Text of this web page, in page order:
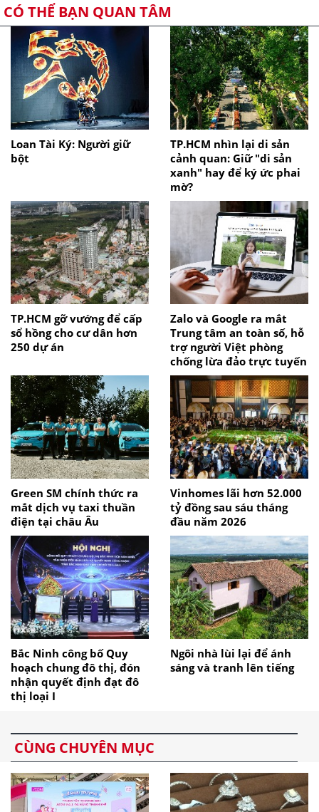
CÓ THỂ BẠN QUAN TÂM
Loan Tài Ký: Người giữ
bột
TP.HCM nhìn lại di sản
cảnh quan: Giữ "di sản
xanh" hay để ký ức phai
mờ?
TP.HCM gỡ vướng để cấp
sổ hồng cho cư dân hơn
250 dự án
Zalo và Google ra mắt
Trung tâm an toàn số, hỗ
trợ người Việt phòng
chống lừa đảo trực tuyến
Green SM chính thức ra
mắt dịch vụ taxi thuần
điện tại châu Âu
Vinhomes lãi hơn 52.000
tỷ đồng sau sáu tháng
đầu năm 2026
Bắc Ninh công bố Quy
hoạch chung đô thị, đón
nhận quyết định đạt đô
thị loại I
Ngôi nhà lùi lại để ánh
sáng và tranh lên tiếng
CÙNG CHUYÊN MỤC